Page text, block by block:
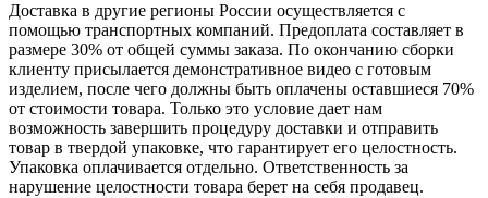
Доставка в другие регионы России осуществляется с
помощью транспортных компаний. Предоплата составляет в
размере 30% от общей суммы заказа. По окончанию сборки
клиенту присылается демонстративное видео с готовым
изделием, после чего должны быть оплачены оставшиеся 70%
от стоимости товара. Только это условие дает нам
возможность завершить процедуру доставки и отправить
товар в твердой упаковке, что гарантирует его целостность.
Упаковка оплачивается отдельно. Ответственность за
нарушение целостности товара берет на себя продавец.